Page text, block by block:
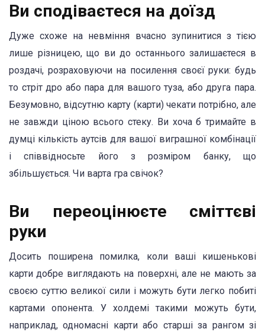
Ви сподіваєтеся на доїзд
Дуже схоже на невміння вчасно зупинитися з тією
лише різницею, що ви до останнього залишаєтеся в
роздачі, розраховуючи на посилення своєї руки: будь
то стріт дро або пара для вашого туза, або друга пара.
Безумовно, відсутню карту (карти) чекати потрібно, але
не завжди ціною всього стеку. Ви хоча б тримайте в
думці кількість аутсів для вашої виграшної комбінації
і співвідносьте його з розміром банку, що
збільшується. Чи варта гра свічок?
Ви переоцінюєте сміттєві
руки
Досить поширена помилка, коли ваші кишенькові
карти добре виглядають на поверхні, але не мають за
своєю суттю великої сили і можуть бути легко побиті
картами опонента. У холдемі такими можуть бути,
наприклад, одномасні карти або старші за рангом зі